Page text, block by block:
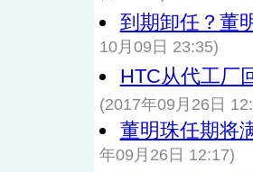
到期卸任？董
10月09日 23:35)
HTC从代工厂
(2017年09月26日
董明珠任期将
年09月26日 12:17)